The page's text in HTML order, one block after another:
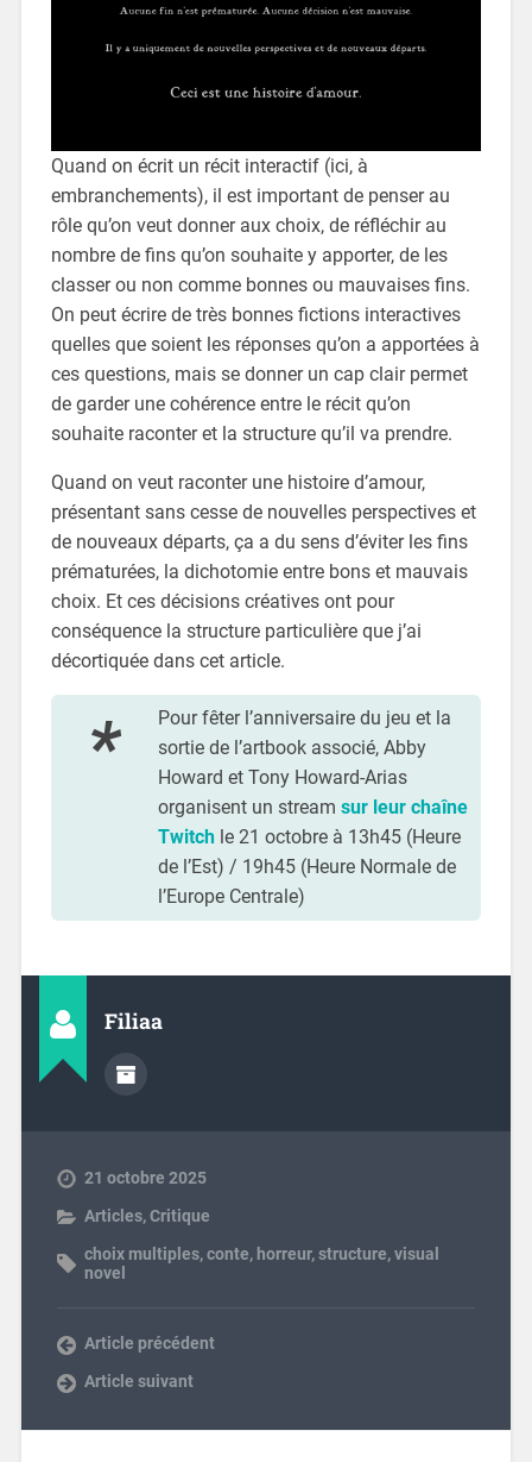
Quand on écrit un récit interactif (ici, à
embranchements), il est important de penser au
rôle qu’on veut donner aux choix, de réfléchir au
nombre de fins qu’on souhaite y apporter, de les
classer ou non comme bonnes ou mauvaises fins.
On peut écrire de très bonnes fictions interactives
quelles que soient les réponses qu’on a apportées à
ces questions, mais se donner un cap clair permet
de garder une cohérence entre le récit qu’on
souhaite raconter et la structure qu’il va prendre.
Quand on veut raconter une histoire d’amour,
présentant sans cesse de nouvelles perspectives et
de nouveaux départs, ça a du sens d’éviter les fins
prématurées, la dichotomie entre bons et mauvais
choix. Et ces décisions créatives ont pour
conséquence la structure particulière que j’ai
décortiquée dans cet article.
Pour fêter l’anniversaire du jeu et la
sortie de l’artbook associé, Abby
Howard et Tony Howard-Arias
organisent un stream sur leur chaîne
Twitchle 21 octobre à 13h45 (Heure
de l’Est) / 19h45 (Heure Normale de
l’Europe Centrale)
Filiaa
21 octobre 2025
Articles,Critique
choix multiples,conte, horreur,structure,visual
novel
Article précédent
Article suivant